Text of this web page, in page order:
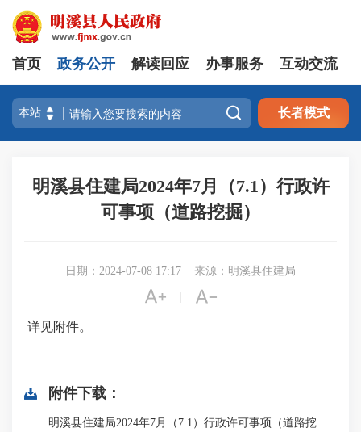
首页 政务公开 解读回应 办事服务 互动交流
 长者模式
明溪县住建局2024年7月（7.1）行政许
可事项（道路挖掘）
日期：2024-07-08 17:17 来源：明溪县住建局
 
详见附件。
附件下载：
明溪县住建局2024年7月（7.1）行政许可事项（道路挖